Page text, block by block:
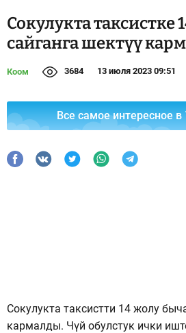
Сокулукта таксистке
сайганга шектүү
Коом 3684 13 июля 2023 09:51
Все самое интересное в
Сокулукта таксистти 14 жолу
кармалды. Чүй обулстук ички